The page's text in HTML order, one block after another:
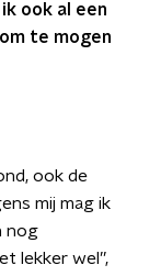
ik ook al een
te mogen
ook de
mij mag ik
nog
lekker wel’’,